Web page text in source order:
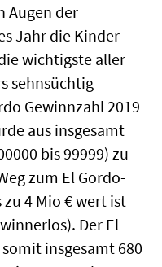
Augen der
Jahr die Kinder
wichtigste aller
sehnsüchtig
Gewinnzahl 2019
aus insgesamt
bis 99999) zu
zum El Gordo-
4 Mio € wert ist
Der El
insgesamt 680